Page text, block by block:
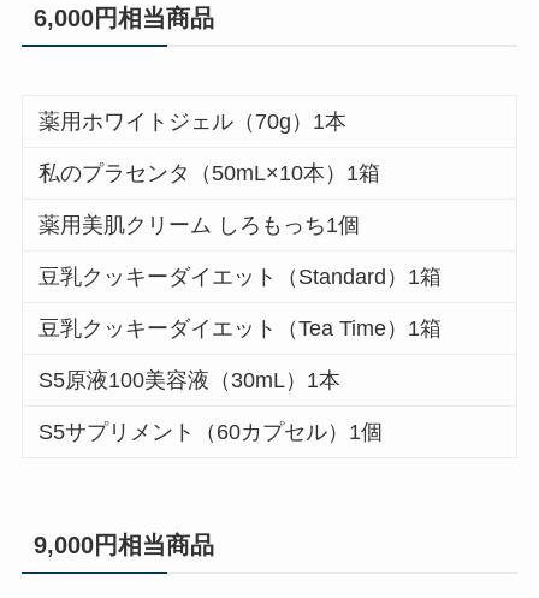
6,000円相当商品
薬用ホワイトジェル（70g）1本
私のプラセンタ（50mL×10本）1箱
薬用美肌クリーム しろもっち1個
豆乳クッキーダイエット（Standard）1箱
豆乳クッキーダイエット（Tea Time）1箱
S5原液100美容液（30mL）1本
S5サプリメント（60カプセル）1個
9,000円相当商品